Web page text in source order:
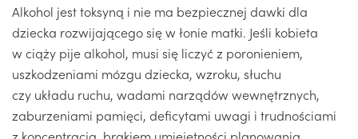
Alkohol jest toksyną i nie ma bezpiecznej dawki dla
dziecka rozwijającego się w łonie matki. Jeśli kobieta
w ciąży pije alkohol, musi się liczyć z poronieniem,
uszkodzeniami mózgu dziecka, wzroku, słuchu
czy układu ruchu, wadami narządów wewnętrznych,
zaburzeniami pamięci, deficytami uwagi i trudnościami